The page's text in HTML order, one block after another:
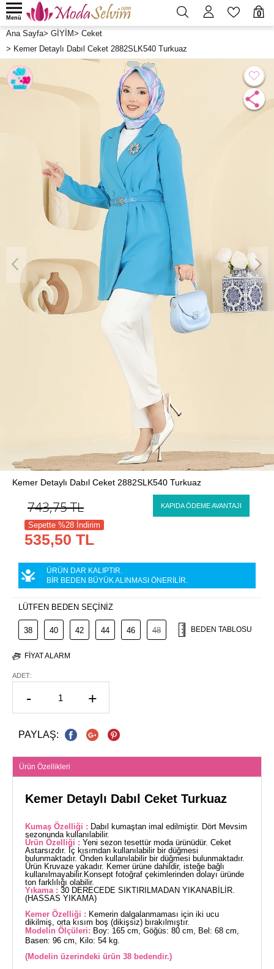
0
Menü
Ana Sayfa> GİYİM> Ceket
> Kemer Detaylı Dabıl Ceket 2882SLK540 Turkuaz
Kemer Detaylı Dabıl Ceket 2882SLK540 Turkuaz
743,75TL KAPIDA ÖDEME AVANTAJI
Sepette %28 İndirim
535,50 TL
ÜRÜN DAR KALIPTIR.
BİR BEDEN BÜYÜK ALINMASI ÖNERİLİR.
LÜTFEN BEDEN SEÇİNİZ
38 40 42 44 46 48 BEDEN TABLOSU
FIYAT ALARM
ADET:
- +
PAYLAŞ:
Ürün Özellikleri
Kemer Detaylı Dabıl Ceket Turkuaz
Kumaş Özelliği : Dabıl kumaştan imal edilmiştir. Dört Mevsim
sezonunda kullanılabilir.
Ürün Özelliği : Yeni sezon tesettür moda ürünüdür. Ceket
Astarsızdır. İç kısımdan kullanılabilir bir düğmesi
bulunmaktadır. Önden kullanılabilir bir düğmesi bulunmaktadır.
Ürün Kruvaze yakadır. Kemer ürüne dahildir, isteğe bağlı
kullanılmayabilir.Konsept fotoğraf çekimlerinden dolayı üründe
ton farklılığı olabilir.
Yıkama : 30 DERECEDE SIKTIRILMADAN YIKANABİLİR.
(HASSAS YIKAMA)
Kemer Özelliği : Kemerin dalgalanmaması için iki ucu
dikilmiş, orta kısım boş (dikişsiz) bırakılmıştır.
Modelin Ölçüleri: Boy: 165 cm, Göğüs: 80 cm, Bel: 68 cm,
Basen: 96 cm, Kilo: 54 kg.
(Modelin üzerindeki ürün 38 bedendir.)